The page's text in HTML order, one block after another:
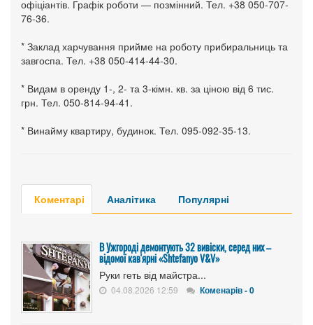
офіціантів. Графік роботи — позмінний. Тел. +38 050-707-
76-36.
* Заклад харчування прийме на роботу прибиральниць та
завгоспа. Тел. +38 050-414-44-30.
* Видам в оренду 1-, 2- та 3-кімн. кв. за ціною від 6 тис.
грн. Тел. 050-814-94-41.
* Винайму квартиру, будинок. Тел. 095-092-35-13.
Коментарі Аналітика Популярні
В Ужгороді демонтують 32 вивіски, серед них –
відомої кав'ярні «Shtefanyo V&V»
Руки геть від майстра...
04.08.2026 12:59 Коменарів - 0